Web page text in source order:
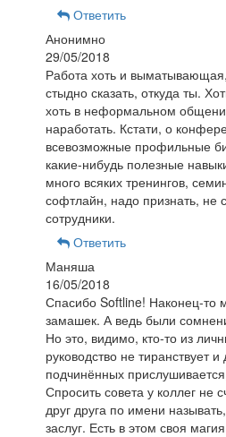
Ответить
Анонимно
29/05/2018
Работа хоть и
стыдно сказать, откуда ты.
хоть в неформальном
наработать. Кстати, о
всевозможные профильные
какие-нибудь полезные
много всяких тренингов,
софтлайн, надо признать, не
сотрудники.
Ответить
Маняша
16/05/2018
Спасибо Softline! Наконец-то
замашек. А ведь были
Но это, видимо, кто-то из
руководство не тиранствует
подчинённых
Спросить совета у коллег не
друг друга по имени
заслуг. Есть в этом своя